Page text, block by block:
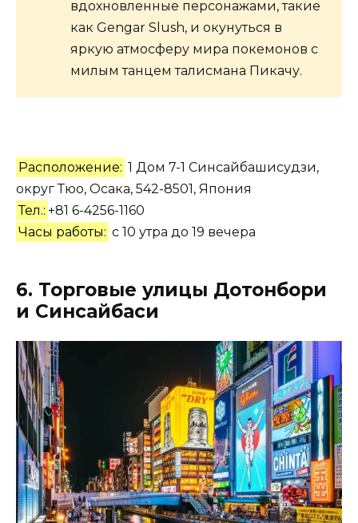
вдохновленные персонажами, такие
как Gengar Slush, и окунуться в
яркую атмосферу мира покемонов с
милым танцем талисмана Пикачу.
Расположение: 1 Дом 7-1 Синсайбашисудзи,
округ Тюо, Осака, 542-8501, Япония
Тел.: +81 6-4256-1160
Часы работы: с 10 утра до 19 вечера
6. Торговые улицы Дотонбори
и Синсайбаси